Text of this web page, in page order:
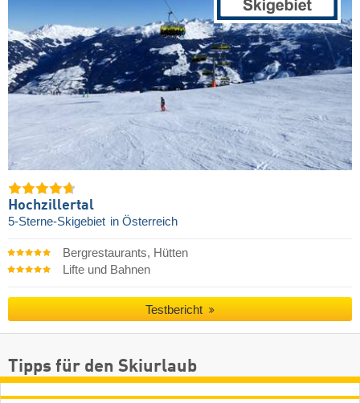
Hochzillertal
5-Sterne-Skigebiet in Österreich
Bergrestaurants, Hütten
Lifte und Bahnen
Testbericht
Tipps für den Skiurlaub